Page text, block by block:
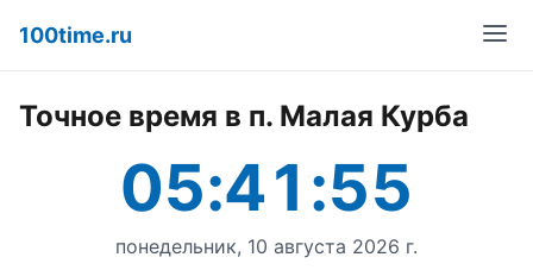
100time.ru
Точное время в п. Малая Курба
05:41:55
понедельник, 10 августа 2026 г.